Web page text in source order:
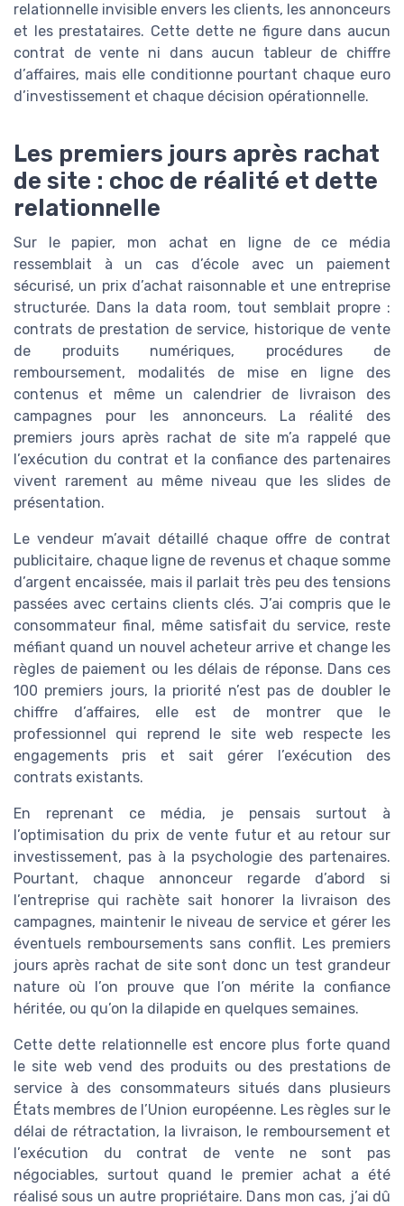
relationnelle invisible envers les clients, les annonceurs
et les prestataires. Cette dette ne figure dans aucun
contrat de vente ni dans aucun tableur de chiffre
d’affaires, mais elle conditionne pourtant chaque euro
d’investissement et chaque décision opérationnelle.
Les premiers jours après rachat
de site : choc de réalité et dette
relationnelle
Sur le papier, mon achat en ligne de ce média
ressemblait à un cas d’école avec un paiement
sécurisé, un prix d’achat raisonnable et une entreprise
structurée. Dans la data room, tout semblait propre :
contrats de prestation de service, historique de vente
de produits numériques, procédures de
remboursement, modalités de mise en ligne des
contenus et même un calendrier de livraison des
campagnes pour les annonceurs. La réalité des
premiers jours après rachat de site m’a rappelé que
l’exécution du contrat et la confiance des partenaires
vivent rarement au même niveau que les slides de
présentation.
Le vendeur m’avait détaillé chaque offre de contrat
publicitaire, chaque ligne de revenus et chaque somme
d’argent encaissée, mais il parlait très peu des tensions
passées avec certains clients clés. J’ai compris que le
consommateur final, même satisfait du service, reste
méfiant quand un nouvel acheteur arrive et change les
règles de paiement ou les délais de réponse. Dans ces
100 premiers jours, la priorité n’est pas de doubler le
chiffre d’affaires, elle est de montrer que le
professionnel qui reprend le site web respecte les
engagements pris et sait gérer l’exécution des
contrats existants.
En reprenant ce média, je pensais surtout à
l’optimisation du prix de vente futur et au retour sur
investissement, pas à la psychologie des partenaires.
Pourtant, chaque annonceur regarde d’abord si
l’entreprise qui rachète sait honorer la livraison des
campagnes, maintenir le niveau de service et gérer les
éventuels remboursements sans conflit. Les premiers
jours après rachat de site sont donc un test grandeur
nature où l’on prouve que l’on mérite la confiance
héritée, ou qu’on la dilapide en quelques semaines.
Cette dette relationnelle est encore plus forte quand
le site web vend des produits ou des prestations de
service à des consommateurs situés dans plusieurs
États membres de l’Union européenne. Les règles sur le
délai de rétractation, la livraison, le remboursement et
l’exécution du contrat de vente ne sont pas
négociables, surtout quand le premier achat a été
réalisé sous un autre propriétaire. Dans mon cas, j’ai dû